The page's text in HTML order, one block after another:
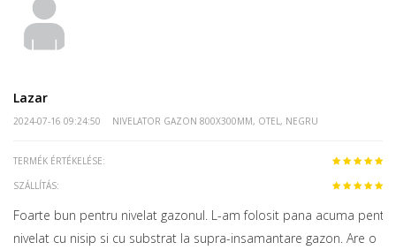
Lazar
2024-07-16 09:24:50 NIVELATOR GAZON 800X300MM, OTEL, NEGRU
TERMÉK ÉRTÉKELÉSE:
SZÁLLÍTÁS:
Foarte bun pentru nivelat gazonul. L-am folosit pana acuma pentru
nivelat cu nisip si cu substrat la supra-insamantare gazon. Are o